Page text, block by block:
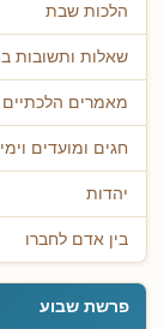
הלכות שבת
שאלות ותשובות
מאמרים
חגים ומועדים
יהדות
בין אדם לחברו
פרשת שבוע